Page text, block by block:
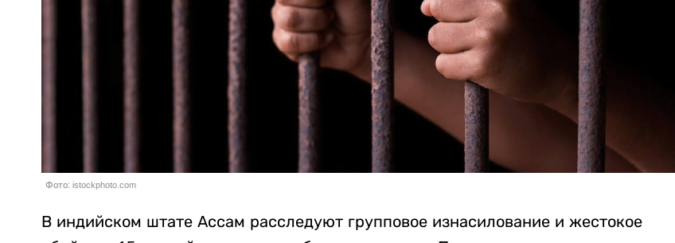
Фото: istockphoto.com
В индийском штате Ассам расследуют групповое изнасилование и жестокое